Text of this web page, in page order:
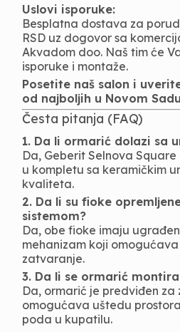
Uslovi isporuke:
Besplatna dostava za
RSD uz dogovor sa
Akvadom doo. Naš tim će
isporuke i montaže.
Posetite naš salon i
od najboljih u Novom
Česta pitanja (FAQ)
1. Da li ormarić dolazi sa
Da, Geberit Selnova
u kompletu sa keramičkim
kvaliteta.
2. Da li su fioke
sistemom?
Da, obe fioke imaju
mehanizam koji
zatvaranje.
3. Da li se ormarić
Da, ormarić je predviđen za
omogućava uštedu
poda u kupatilu.